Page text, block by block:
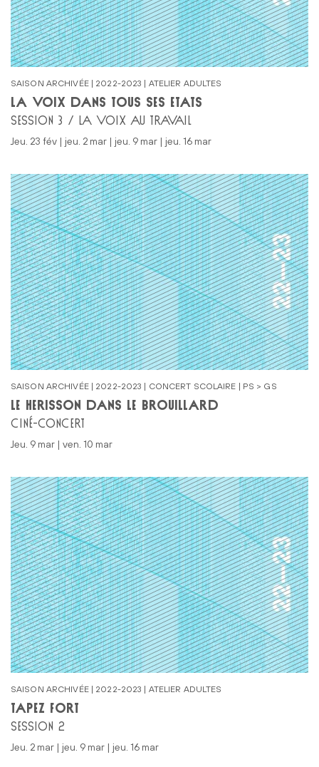
SAISON ARCHIVÉE | 2022-2023 | ATELIER ADULTES
LA VOIX DANS TOUS SES ÉTATS
SESSION 3 / LA VOIX AU TRAVAIL
jeu. 23 fév | jeu. 2 mar | jeu. 9 mar | jeu. 16 mar
SAISON ARCHIVÉE | 2022-2023 | CONCERT SCOLAIRE | PS > GS
LE HÉRISSON DANS LE BROUILLARD
CINÉ-CONCERT
jeu. 9 mar | ven. 10 mar
SAISON ARCHIVÉE | 2022-2023 | ATELIER ADULTES
TAPEZ FORT
SESSION 2
jeu. 2 mar | jeu. 9 mar | jeu. 16 mar